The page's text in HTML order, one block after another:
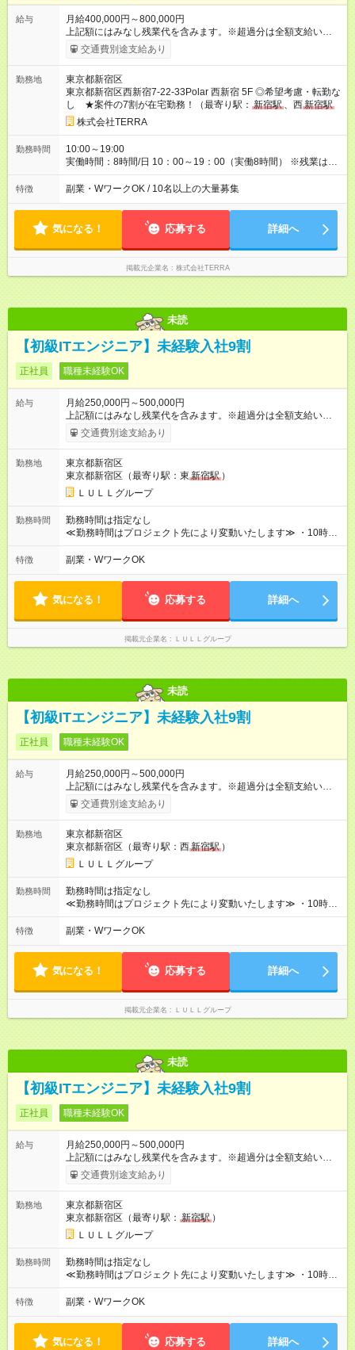
給与
月給400,000円～800,000円
上記額にはみなし残業代を含みます。※超過分は全額支給いたし
ます。 みなし残業代 33,200円／月 みなし残業時間 21.58時間／
月 月給40万～80万円 ※案件の月単金の60％～83%を月給として
の算出方法はすべて開示 上記月給には、みなし残業代（月21.58
時間分 33,200円）を含む。超過分は追加支給 別途交通費支給
（毎月上限20,000円） 次のプロジェクトまで間が空いた場合、
待機期間の給与保証あり ※年齢・経験・能力を考慮のうえ、決
定します。 ※試用期間は、6ヶ月です。その他待遇に変更はあり
ません。 【試用期間】試用期間あり 試用期間の長さ：6ヶ月 雇
用形態、給与は本採用時と同じです。 【⾯接官から応募者の皆
きたのか ‧これから何を⽬指したいのか ‧仕事は、あなたにとっ
て何なのか あなたと徹底的に向き合います！ ⾃分でも気づいて
いなかった本⾳。 整理できていなかった転職の理由。 ⾒えてい
なかったキャリアの⽅向性。 1時間後、あなたは⾃分のことを
今より深く理解できているはずです。 この面談はあなたのキャ
リアにとって 価値ある時間になると確信しています！ 職種・経
我々と一緒に前へ歩んでいきましょう！ それでは皆様とお会い
交通費別途支給あり
勤務地
東京都新宿区
東京都新宿区西新宿7-22-33Polar 西新宿 5F ◎希望考慮・転勤な
し ★案件の7割が在宅勤務！（最寄り駅： 新宿駅 、西新宿駅
、新宿西口駅、大久保駅、西武
株式会社TERRA
勤務時間
10:00～19:00
実働時間：8時間/日 10：00～19：00（実働8時間） ※残業は1
ヶ月合計で5～10時間ほど。定時に帰宅できることがほとんどで
す。 ※プロジェクト先により一部異なります。
特徴 副業・WワークOK / 10名以上の大量募集
気になる！ 応募する 詳細へ
掲載元企業名 株式会社TERRA
未読
【初級ITエンジニア】未経験入社9割
正社員 職種未経験OK
給与
月給250,000円～500,000円
上記額にはみなし残業代を含みます。※超過分は全額支給いたし
ます。 みなし残業代 21,675円／月 みなし残業時間 12時間／月 -
------------------------------------------------------- ≪経験者の方は以下と
万円～＋業績賞与＋交通費＋各種手当 ※固定残業代（30時間/6
万6，610円分）を含む。超過分は追加支給いたします 能力やス
キルを考慮し初任給を決定。経験者の方は前給考慮も可能で
す！ ◎昇給年1回（研修終了後） ◎賞与年2回（2月・8月）＋業
績賞与あり ◤スキルアップも、収入アップも。◢ 入社後の成長
や頑張りは、しっかり給与で還元しています。 実際にほぼ全員
上アップした社員も。 エンジニアへの還元率は業界高水準の
87％。 スキルを磨いた分だけ、収入アップも目指せる環境で
す！ 【試用期間】試用期間あり 試用期間の長さ：6ヶ月 ※ 雇用
形態と給与に、本採用時と異なる部分があります。 雇用形態：
中途採用（契約社員） 給与：月給 230,000円以上 上記額にはみ
なし残業代を含みます。※超過分は全額支給いたします。 みな
別途支給いたします ※研修期間中（最大12ヶ月間）も、試用期
交通費別途支給あり
勤務地
東京都新宿区
東京都新宿区（最寄り駅：東 新宿駅 ）
ＬＵＬＬグループ
勤務時間
勤務時間は指定なし
≪勤務時間はプロジェクト先により変動いたします≫ ・10時00
分～19時00分（休憩1時間） ・9時00分～18時00分（休憩1時
間） ＼平日夜も、ちゃんと「自分時間」がつくれます／ 残業は
やサウナなど、 趣味の時間を楽しむ社員も多くいます◎
特徴 副業・WワークOK
気になる！ 応募する 詳細へ
掲載元企業名 ＬＵＬＬグループ
未読
【初級ITエンジニア】未経験入社9割
正社員 職種未経験OK
給与
月給250,000円～500,000円
上記額にはみなし残業代を含みます。※超過分は全額支給いたし
ます。 みなし残業代 21,675円／月 みなし残業時間 12時間／月 -
------------------------------------------------------- ≪経験者の方は以下と
万円～＋業績賞与＋交通費＋各種手当 ※固定残業代（30時間/6
万6，610円分）を含む。超過分は追加支給いたします 能力やス
キルを考慮し初任給を決定。経験者の方は前給考慮も可能で
す！ ◎昇給年1回（研修終了後） ◎賞与年2回（2月・8月）＋業
績賞与あり ◤スキルアップも、収入アップも。◢ 入社後の成長
や頑張りは、しっかり給与で還元しています。 実際にほぼ全員
上アップした社員も。 エンジニアへの還元率は業界高水準の
87％。 スキルを磨いた分だけ、収入アップも目指せる環境で
す！ 【試用期間】試用期間あり 試用期間の長さ：6ヶ月 ※ 雇用
形態と給与に、本採用時と異なる部分があります。 雇用形態：
中途採用（契約社員） 給与：月給 230,000円以上 上記額にはみ
なし残業代を含みます。※超過分は全額支給いたします。 みな
別途支給いたします ※研修期間中（最大12ヶ月間）も、試用期
交通費別途支給あり
勤務地
東京都新宿区
東京都新宿区（最寄り駅：西新宿駅 ）
ＬＵＬＬグループ
勤務時間
勤務時間は指定なし
≪勤務時間はプロジェクト先により変動いたします≫ ・10時00
分～19時00分（休憩1時間） ・9時00分～18時00分（休憩1時
間） ＼平日夜も、ちゃんと「自分時間」がつくれます／ 残業は
やサウナなど、 趣味の時間を楽しむ社員も多くいます◎
特徴 副業・WワークOK
気になる！ 応募する 詳細へ
掲載元企業名 ＬＵＬＬグループ
未読
【初級ITエンジニア】未経験入社9割
正社員 職種未経験OK
給与
月給250,000円～500,000円
上記額にはみなし残業代を含みます。※超過分は全額支給いたし
ます。 みなし残業代 21,675円／月 みなし残業時間 12時間／月 -
------------------------------------------------------- ≪経験者の方は以下と
万円～＋業績賞与＋交通費＋各種手当 ※固定残業代（30時間/6
万6，610円分）を含む。超過分は追加支給いたします 能力やス
キルを考慮し初任給を決定。経験者の方は前給考慮も可能で
す！ ◎昇給年1回（研修終了後） ◎賞与年2回（2月・8月）＋業
績賞与あり ◤スキルアップも、収入アップも。◢ 入社後の成長
や頑張りは、しっかり給与で還元しています。 実際にほぼ全員
上アップした社員も。 エンジニアへの還元率は業界高水準の
87％。 スキルを磨いた分だけ、収入アップも目指せる環境で
す！ 【試用期間】試用期間あり 試用期間の長さ：6ヶ月 ※ 雇用
形態と給与に、本採用時と異なる部分があります。 雇用形態：
中途採用（契約社員） 給与：月給 230,000円以上 上記額にはみ
交通費別途支給あり
勤務地
東京都新宿区
東京都新宿区（最寄り駅： 新宿駅 ）
ＬＵＬＬグループ
勤務時間
勤務時間は指定なし
≪勤務時間はプロジェクト先により変動いたします≫ ・10時00
分～19時00分（休憩1時間） ・9時00分～18時00分（休憩1時
間） ＼平日夜も、ちゃんと「自分時間」がつくれます／ 残業は
やサウナなど、 趣味の時間を楽しむ社員も多くいます◎
特徴 副業・WワークOK
気になる！ 応募する 詳細へ